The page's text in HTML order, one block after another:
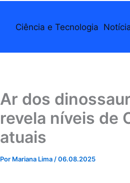
Ciência e Tecnologia
Ar dos
revela níveis de
atuais
Por Mariana Lima /06.08.2025